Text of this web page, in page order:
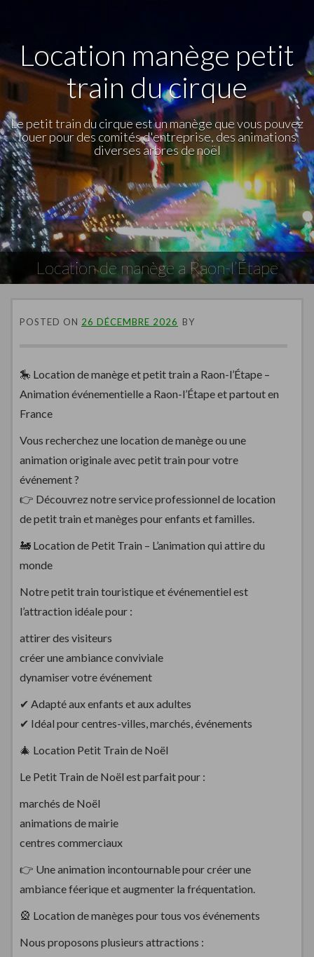
Location manège petit
train du cirque
Le petit train du cirque est un manège que vous pouvez
louer pour des comités d'entreprise, des animations
diverses arbres de noël
Location de manège a Raon-l’Étape
POSTED ON 26 DÉCEMBRE 2026 BY
🎠 Location de manège et petit train a Raon-l’Étape –
Animation événementielle a Raon-l’Étape et partout en
France
Vous recherchez une location de manège ou une
animation originale avec petit train pour votre
événement ?
👉 Découvrez notre service professionnel de location
de petit train et manèges pour enfants et familles.
🚂 Location de Petit Train – L’animation qui attire du
monde
Notre petit train touristique et événementiel est
l’attraction idéale pour :
attirer des visiteurs
créer une ambiance conviviale
dynamiser votre événement
✔ Adapté aux enfants et aux adultes
✔ Idéal pour centres-villes, marchés, événements
🎄 Location Petit Train de Noël
Le Petit Train de Noël est parfait pour :
marchés de Noël
animations de mairie
centres commerciaux
👉 Une animation incontournable pour créer une
ambiance féerique et augmenter la fréquentation.
🎡 Location de manèges pour tous vos événements
Nous proposons plusieurs attractions :